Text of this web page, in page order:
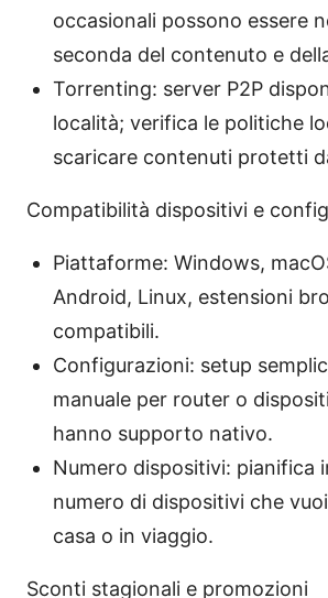
occasionali possono essere
seconda del contenuto e
Torrenting: server P2P
località; verifica le politiche
scaricare contenuti protetti
Compatibilità dispositivi e
Piattaforme: Windows,
Android, Linux, estensioni
compatibili.
Configurazioni: setup
manuale per router o
hanno supporto nativo.
Numero dispositivi: pianifica
numero di dispositivi che
casa o in viaggio.
Sconti stagionali e promozioni